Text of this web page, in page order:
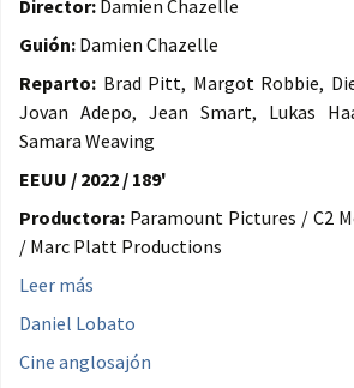
Director: Damien Chazelle
Guión: Damien Chazelle
Reparto: Brad Pitt, Margot Robbie,
Jovan Adepo, Jean Smart, Lukas
Samara Weaving
EEUU / 2022 / 189'
Productora: Paramount Pictures / C2
/ Marc Platt Productions
Leer más
Daniel Lobato
Cine anglosajón